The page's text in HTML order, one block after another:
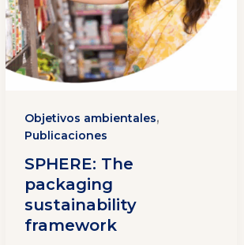
Objetivos ambientales,
Publicaciones
SPHERE: The
packaging
sustainability
framework